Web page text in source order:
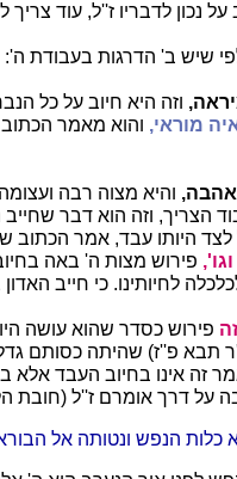
על נכון לדבריו ז''ל, עוד צריך
שיש ב' הדרגות בעבודת ה':
וזה היא חיוב על כל
מוראי, והוא מאמר הכתוב
והיא מצוה רבה
הצריך, וזה הוא דבר שחייב
לצד היותו עבד, אמר הכתוב
פירוש מצות ה' באה
לחיותינו. כי חייב
פירוש כסדר שהוא עושה
תבא פ''ז) שהיתה כסותם
זה אינו בחיוב העבד אלא
על דרך אומרם ז''ל (חובת
כלות הנפש ונטותה אל